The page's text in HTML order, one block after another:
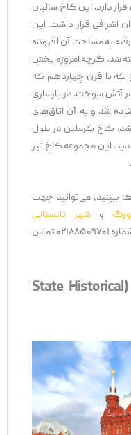
دارد. این کاخ سالیان
اشرافی قرار داشت. این
به مساحت آن افزوده
شد. گرچه امروزه بخش
که تا قرن چهاردهم که
آتش سوخت. در بازسازی
شد و به آن اتاق‌های
کاخ کرملین در طول
این مجموعه کاخ نیز
ببینید، می‌توانید جهت
و
شهر تابستانی
به شماره ۰۲۱۸۸۵۰۹۷۰۱ تماس
موزه تاریخی دولت مسکو (State Historical